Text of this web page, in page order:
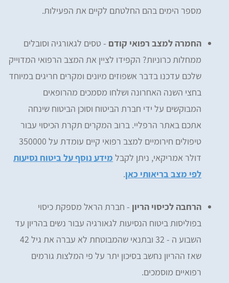
מספר הימים בהם החלטתם לקיים את הפעילות.
החמרה למצב רפואי קודם - טסים לגאורגיה וסובלים
ממחלות כרוניות? הקפידו לציין את המצב הרפואי המדוייק
שלכם עדכנו בדבר אשפוזים מיונים ומקרים חריגים במיוחד
בחצי השנה האחרונה ושלחו מסמכים מהרופאים
המבוקשים על ידי חברת הביטוח וסוכן הביטוח שינחה
אתכם באתר הרפליי. ברוב המקרים תקרת הכיסוי עבור
טיפולים חירומיים למצב רפואי קיים עומדת על 350000
דולר אמריקאי, ניתן לקבל מידע נוסף על ביטוח נסיעות
לפי מצב בריאותי כאן.
הרחבה לכיסוי הריון - חברת הראל מספקת כיסוי
בפוליסות ביטוח הנסיעות לגאורגיה עבור נשים בהריון עד
השבוע ה - 32 ובתנאי שהמבוטחת לא עברה את גיל 42
שאז ההריון נחשב בסיכון יתר על פי המלצות גורמים
רפואיים מוסמכים.